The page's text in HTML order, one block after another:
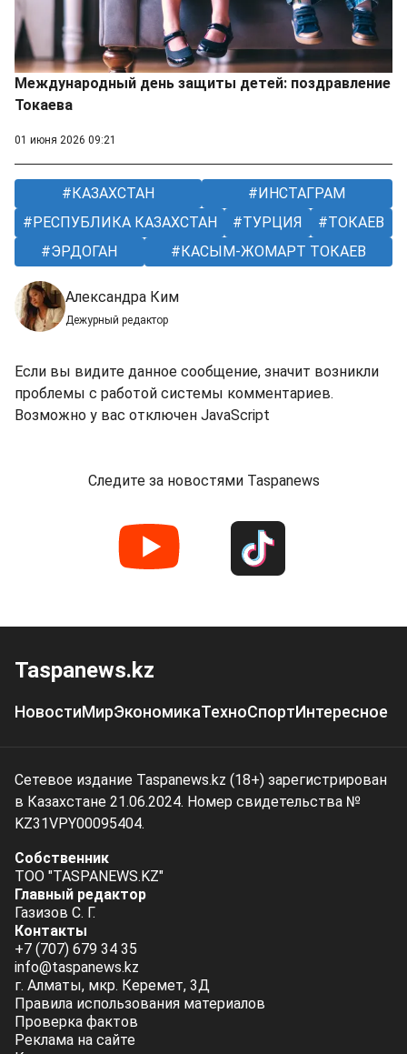
Международный день защиты детей: поздравление
Токаева
01 июня 2026 09:21
КАЗАХСТАН
ИНСТАГРАМ
РЕСПУБЛИКА КАЗАХСТАН
ТУРЦИЯ
ТОКАЕВ
ЭРДОГАН
КАСЫМ-ЖОМАРТ ТОКАЕВ
Александра Ким
Дежурный редактор
Если вы видите данное сообщение, значит возникли
проблемы с работой системы комментариев.
Возможно у вас отключен JavaScript
Следите за новостями Taspanews
Taspanews.kz
НовостиМирЭкономикаТехноСпортИнтересное
Сетевое издание Taspanews.kz (18+) зарегистрирован
в Казахстане 21.06.2024. Номер свидетельства №
KZ31VPY00095404.
Собственник
ТОО "TASPANEWS.KZ"
Главный редактор
Газизов С. Г.
Контакты
+7 (707) 679 34 35
info@taspanews.kz
г. Алматы, мкр. Керемет, 3Д
Правила использования материалов
Проверка фактов
Реклама на сайте